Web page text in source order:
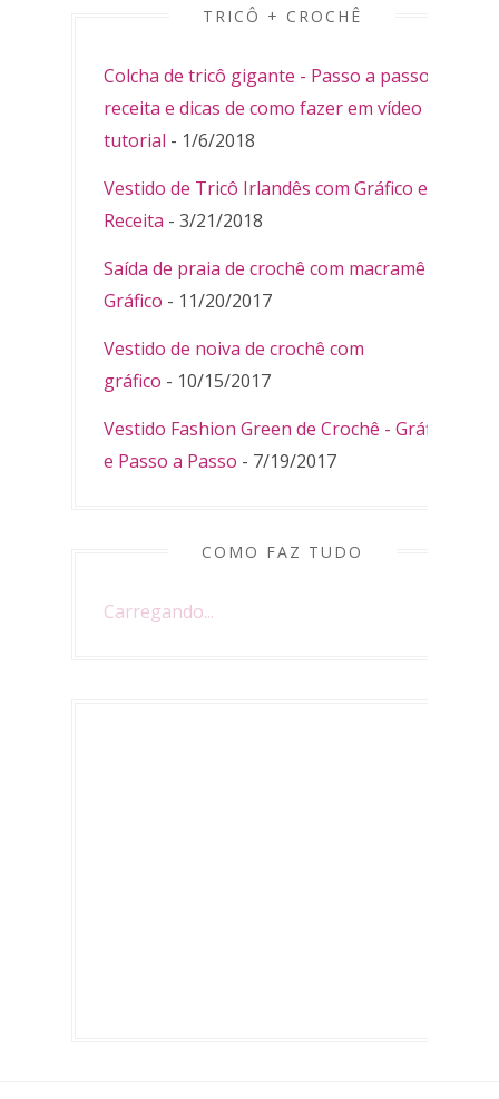
TRICÔ + CROCHÊ
Colcha de tricô gigante - Passo a passo,
receita e dicas de como fazer em vídeo
tutorial - 1/6/2018
Vestido de Tricô Irlandês com Gráfico e
Receita - 3/21/2018
Saída de praia de crochê com macramê -
Gráfico - 11/20/2017
Vestido de noiva de crochê com
gráfico - 10/15/2017
Vestido Fashion Green de Crochê - Gráfico
e Passo a Passo - 7/19/2017
COMO FAZ TUDO
Carregando...